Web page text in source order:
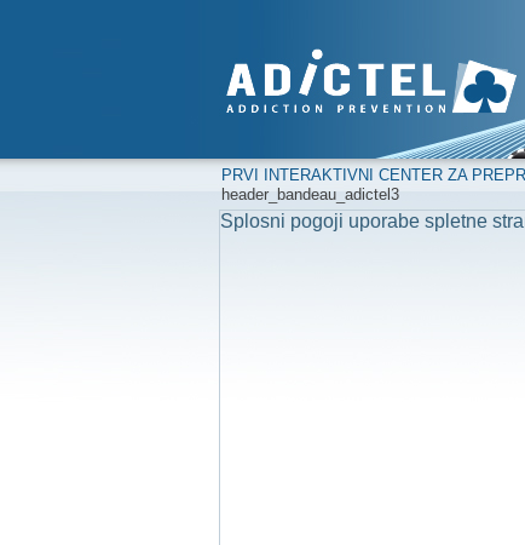
PRVI INTERAKTIVNI CENTER ZA
header_bandeau_adictel3
Splosni pogoji uporabe spletne